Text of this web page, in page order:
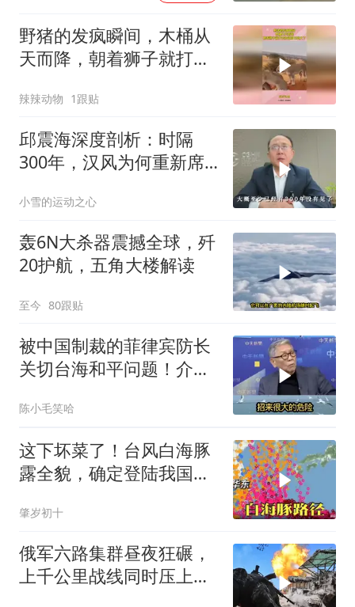
野猪的发疯瞬间，木桶从
天而降，朝着狮子就打去
辣辣动物 1跟贴
邱震海深度剖析：时隔
300年，汉风为何重新席
小雪的运动之心
轰6N大杀器震撼全球，歼
20护航，五角大楼解读
至今 80跟贴
被中国制裁的菲律宾防长
关切台海和平问题！介文
陈小毛笑哈
这下坏菜了！台风白海豚
露全貌，确定登陆我国沿
肇岁初十
俄军六路集群昼夜狂碾，
上千公里战线同时压上，